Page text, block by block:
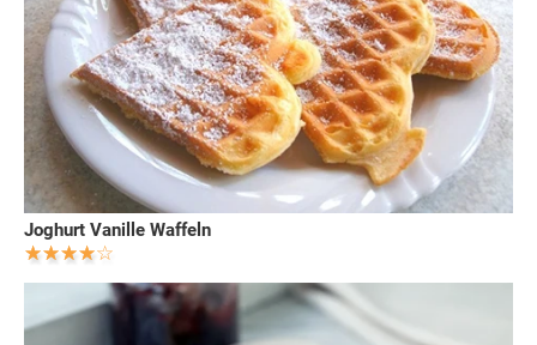
Joghurt Vanille Waffeln